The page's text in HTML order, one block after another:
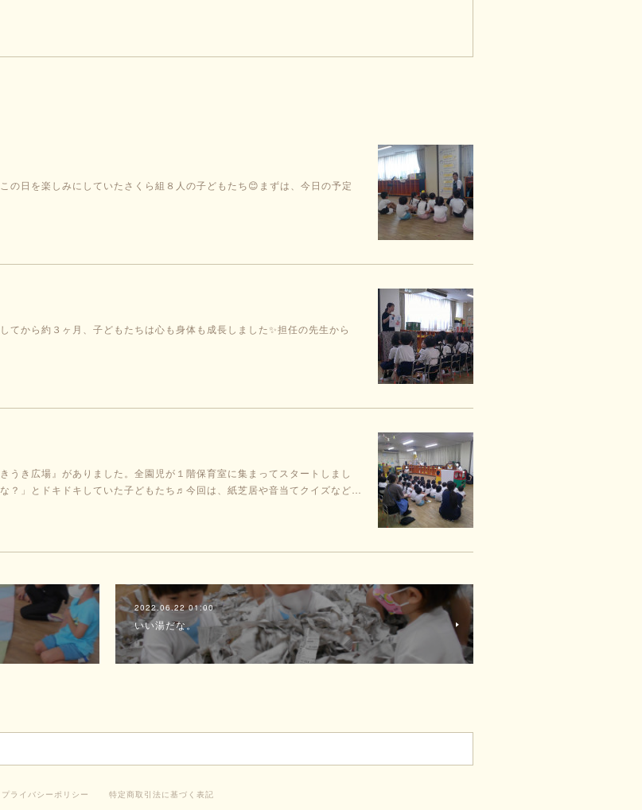
の日を楽しみにしていたさくら組８人の子どもたち😊まずは、今日の予定
てから約３ヶ月、子どもたちは心も身体も成長しました✨担任の先生から
うき広場』がありました。全園児が１階保育室に集まってスタートしまし
？」とドキドキしていた子どもたち♬今回は、紙芝居や音当てクイズなど…
2022.06.22 01:00
いい湯だな。
プライバシーポリシー 特定商取引法に基づく表記